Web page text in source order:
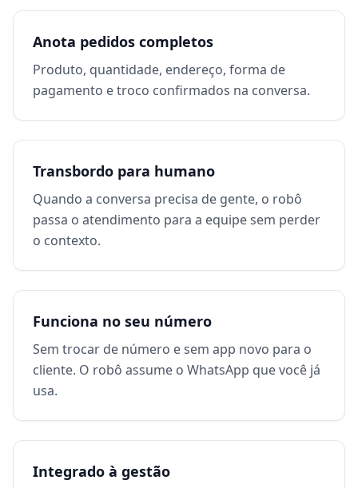
Anota pedidos completos
Produto, quantidade, endereço, forma de
pagamento e troco confirmados na conversa.
Transbordo para humano
Quando a conversa precisa de gente, o robô
passa o atendimento para a equipe sem perder
o contexto.
Funciona no seu número
Sem trocar de número e sem app novo para o
cliente. O robô assume o WhatsApp que você já
usa.
Integrado à gestão